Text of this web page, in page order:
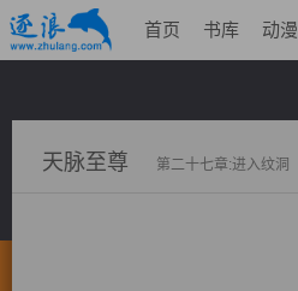
首页 书库 动漫
天脉至尊 第二十七章:进入纹洞